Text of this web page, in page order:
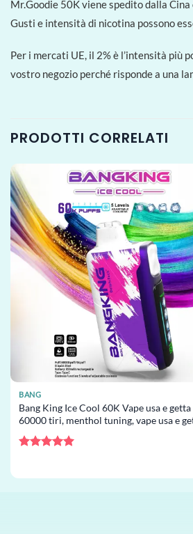
Mr.Goodie 50K viene spedito dalla
Gusti e intensità di nicotina possono
Per i mercati UE, il 2% è l’intensità
vostro negozio perché risponde a una
PRODOTTI CORRELATI
BANG
Bang King Ice Cool 60K Vape usa e getta
60000 tiri, menthol tuning, vape usa e
all’ingrosso